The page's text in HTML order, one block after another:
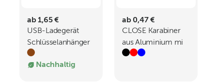
ab 1,65 €
USB-Ladegerät
Schlüsselanhänger
Tyson
Nachhaltig
ab 0,47 €
CLOSE Karabiner
aus Aluminium mi
Kapselöffner